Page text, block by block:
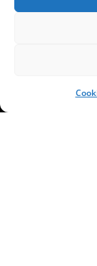
Tel. 0 26 39
E-Mail: